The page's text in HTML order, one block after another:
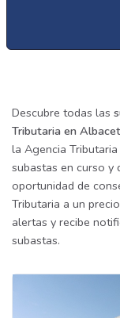
Descubre todas las
Tributaria en
la Agencia
subastas en curso y
oportunidad de
Tributaria a un
alertas y recibe
subastas.